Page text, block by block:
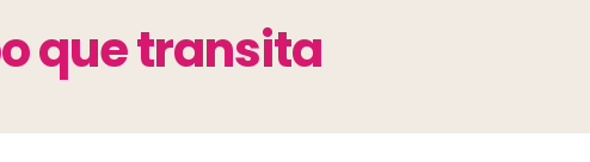
que transita